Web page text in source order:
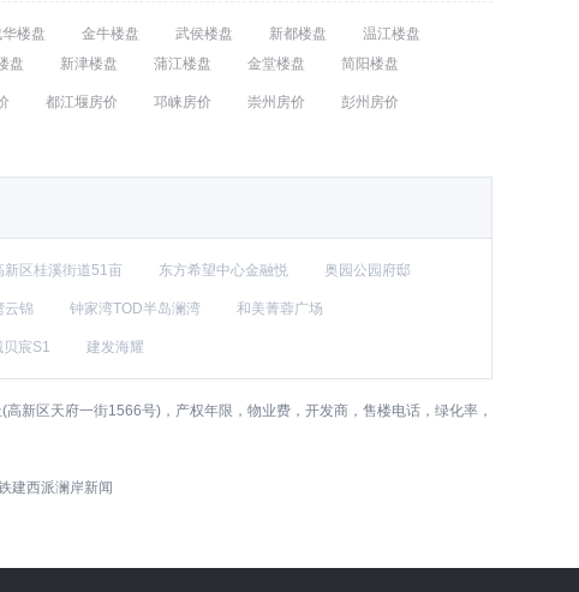
华楼盘 金牛楼盘 武侯楼盘 新都楼盘
温江楼盘
盘 新津楼盘 蒲江楼盘 金堂楼盘 简阳楼盘
都江堰房价 邛崃房价 崇州房价
彭州房价
新区桂溪街道51亩 东方希望中心金融悦 奥园公园府邸
云锦 钟家湾TOD半岛澜湾 和美菁蓉广场
宸S1 建发海耀
新区天府一街1566号)，产权年限，物业费，开发商，售楼电话，绿化率，
建西派澜岸新闻